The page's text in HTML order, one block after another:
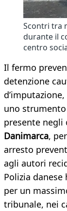
Scontri tra
durante il
centro
Il fermo
detenzione
uno
presente negli
Danimarca,
arresto
agli autori
Polizia
per un
tribunale, nei